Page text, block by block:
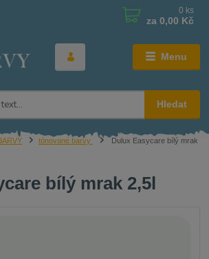
Menu
Hledat
0 ks
za 0,00 Kč
tónované barvy
Dulux Easycare bílý mrak
bílý mrak 2,5l